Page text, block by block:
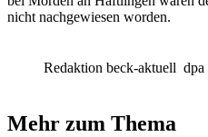
nicht nachgewiesen worden.
Redaktion beck-aktuell dpa
Mehr zum Thema